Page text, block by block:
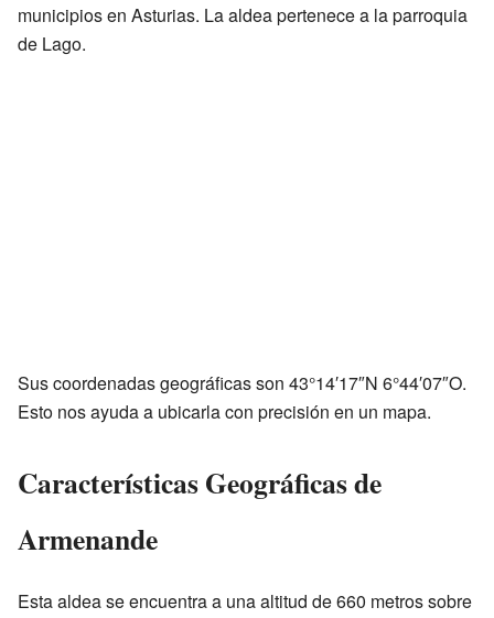
municipios en Asturias. La aldea pertenece a la parroquia
de Lago.
Sus coordenadas geográficas son 43°14′17″N 6°44′07″O.
Esto nos ayuda a ubicarla con precisión en un mapa.
Características Geográficas de
Armenande
Esta aldea se encuentra a una altitud de 660 metros sobre